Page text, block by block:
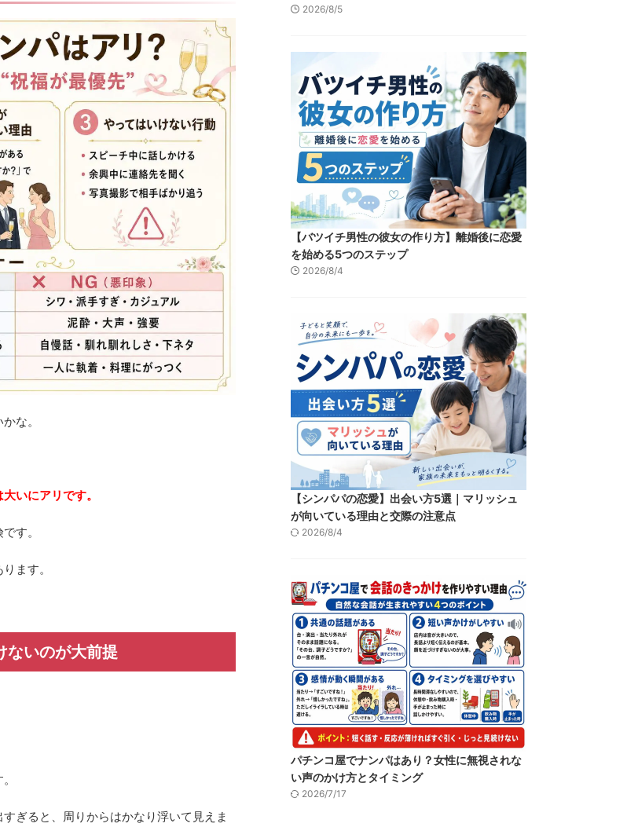
な。
いにアリです。
す。
ます。
ないのが大前提
ぎると、周りからはかなり浮いて見えま
2026/8/5
【バツイチ男性の彼女の作り方】離婚後に恋愛
を始める5つのステップ
2026/8/4
【シンパパの恋愛】出会い方5選｜マリッシュ
が向いている理由と交際の注意点
2026/8/4
パチンコ屋でナンパはあり？女性に無視されな
い声のかけ方とタイミング
2026/7/17